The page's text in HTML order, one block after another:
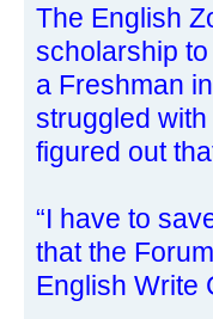
The English
scholarship
a Freshman
struggled
figured out
“I have to
that the
English Write